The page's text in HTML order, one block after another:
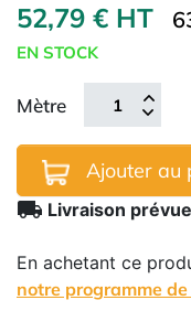
52,79 € HT
EN STOCK
Mètre
Ajouter au
local_shipping Livraison
En achetant ce
notre programme